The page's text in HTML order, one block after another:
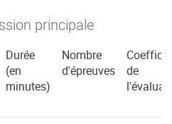
principale
Durée
(en
minutes)
Nombre
d'épreuves
de